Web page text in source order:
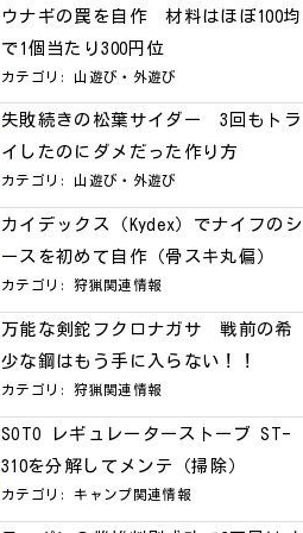
ウナギの罠を自作 材料はほぼ100均
で1個当たり300円位
カテゴリ: 山遊び・外遊び
失敗続きの松葉サイダー 3回もトラ
イしたのにダメだった作り方
カテゴリ: 山遊び・外遊び
カイデックス（Kydex）でナイフのシ
ースを初めて自作（骨スキ丸偏）
カテゴリ:狩猟関連情報
万能な剣鉈フクロナガサ 戦前の希
少な鋼はもう手に入らない！！
カテゴリ:狩猟関連情報
SOTO レギュレーターストーブ ST-
310を分解してメンテ（掃除）
カテゴリ:キャンプ関連情報